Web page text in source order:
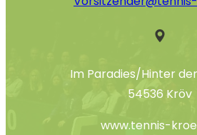
Im Paradies/Hinter
54536 Kröv
www.tennis-